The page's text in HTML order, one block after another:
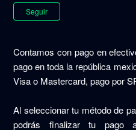
Seguir
Contamos con pago en
pago en toda la república
Visa o Mastercard, pago por
Al seleccionar tu método de
podrás finalizar tu pago